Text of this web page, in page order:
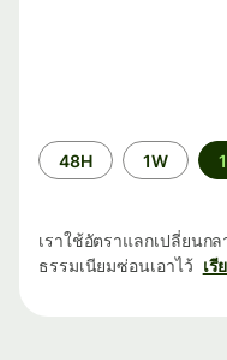
ระยะ
เวลา
48H 1W
เราใช้อัตราแลกเปลี่ยนก
ธรรมเนียมซ่อนเอาไว้ เรี